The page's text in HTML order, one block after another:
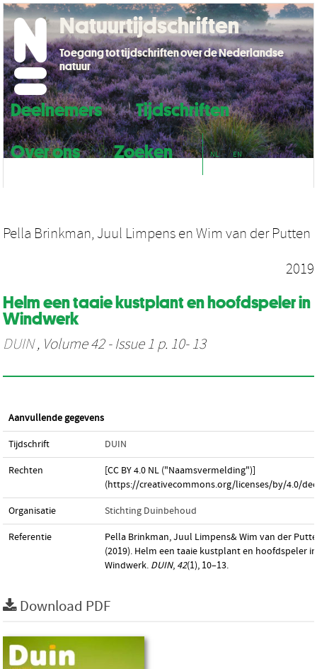
Deelnemers
Tijdschriften
Over ons
Zoeken NL EN
Natuurtijdschriften
Toegang tot tijdschriften over de Nederlandse
natuur
Pella Brinkman, Juul Limpens en Wim van der Putten
2019
Helm een taaie kustplant en hoofdspeler in
Windwerk
DUIN, Volume 42 - Issue 1 p. 10- 13
Aanvullende gegevens
Tijdschrift DUIN
Rechten
[CC BY 4.0 NL ("Naamsvermelding")]
(https://creativecommons.org/licenses/by/4.0/
Organisatie Stichting Duinbehoud
Referentie
Pella Brinkman, Juul Limpens& Wim van der
(2019). Helm een taaie kustplant en hoofdspeler in
Windwerk. DUIN, 42(1), 10–13.
Download PDF